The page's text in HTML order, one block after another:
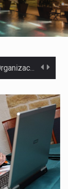
Czym jest Organizacja Traktatu Północnoatlantyckiego? Organizacja Traktatu Północnoatlantyckiego, powszechnie znana jako NATO, to międzynarodowy sojusz polityczno-wojskowy, który powstał 4 kwietnia 1949 roku. Został założony przez…
Co to jest prognoza pogody na 14 dni? Prognoza pogody na 14 dni to niezwykle cenne narzędzie, które dostarcza szczegółowych informacji o długoterminowych warunkach atmosferycznych…
Czym były starożytne igrzyska olimpijskie w Grecji? Starożytne igrzyska olimpijskie odgrywały kluczową rolę w dziejach Grecji. Co cztery lata, w pięknej Olimpii, odbywały się te…